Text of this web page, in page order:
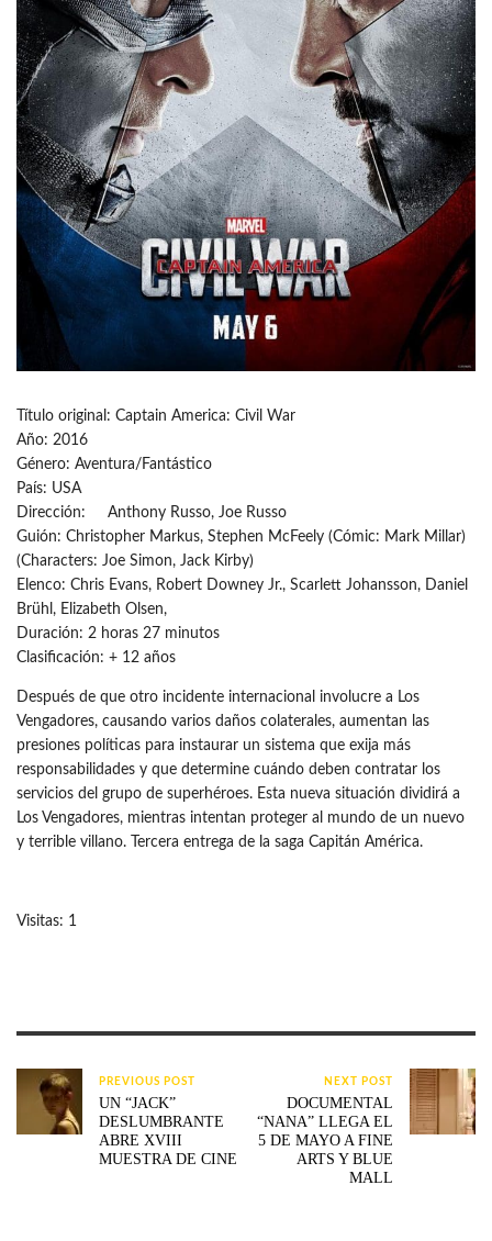
Título original: Captain America: Civil War
Año: 2016
Género: Aventura/Fantástico
País: USA
Dirección: Anthony Russo, Joe Russo
Guión: Christopher Markus, Stephen McFeely (Cómic: Mark Millar)
(Characters: Joe Simon, Jack Kirby)
Elenco: Chris Evans, Robert Downey Jr., Scarlett Johansson, Daniel
Brühl, Elizabeth Olsen,
Duración: 2 horas 27 minutos
Clasificación: + 12 años
Después de que otro incidente internacional involucre a Los
Vengadores, causando varios daños colaterales, aumentan las
presiones políticas para instaurar un sistema que exija más
responsabilidades y que determine cuándo deben contratar los
servicios del grupo de superhéroes. Esta nueva situación dividirá a
Los Vengadores, mientras intentan proteger al mundo de un nuevo
y terrible villano. Tercera entrega de la saga Capitán América.
Visitas: 1
PREVIOUS POST
UN “JACK”
DESLUMBRANTE
ABRE XVIII
MUESTRA DE CINE
NEXT POST
DOCUMENTAL
“NANA” LLEGA EL
5 DE MAYO A FINE
ARTS Y BLUE
MALL